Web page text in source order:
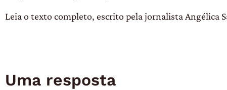
Leia o texto completo, escrito pela jornalista Angélica
Uma resposta